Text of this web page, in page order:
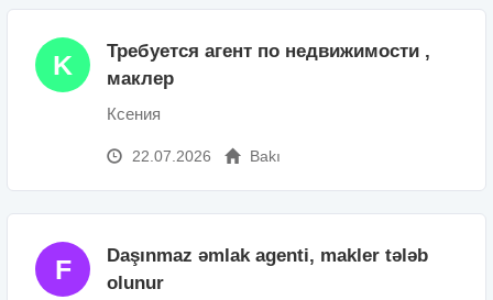
K
Требуется aгент по недвижимости ,
маклер
Ксения
22.07.2026 Bakı
F
Daşınmaz əmlak agenti, makler tələb
olunur